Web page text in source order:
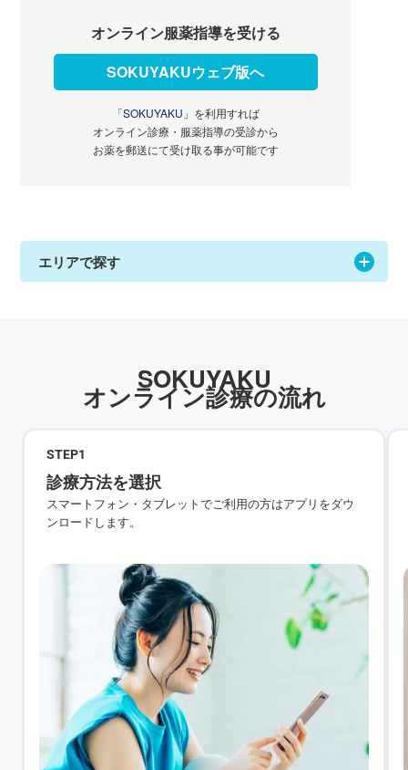
オンライン服薬指導を受ける
SOKUYAKUウェブ版へ
「SOKUYAKU」 を利用すれば
オンライン診療・服薬指導の受診から
お薬を郵送にて受け取る事が可能です
エリアで探す
SOKUYAKU
オンライン診療の流れ
STEP1
診療方法を選択
スマートフォン・タブレットでご利用の方はアプリをダウ
ンロードします。